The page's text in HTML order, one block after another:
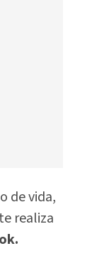
de vida,
realiza